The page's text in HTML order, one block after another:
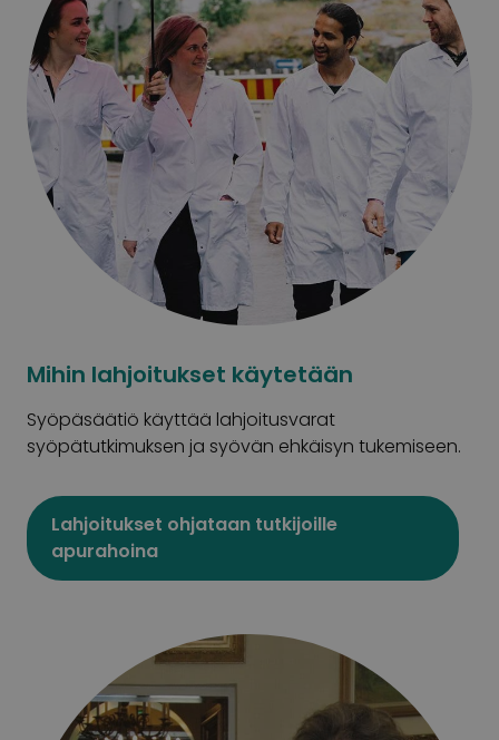
Mihin lahjoitukset käytetään
Syöpäsäätiö käyttää lahjoitusvarat
syöpätutkimuksen ja syövän ehkäisyn tukemiseen.
Lahjoitukset ohjataan tutkijoille
apurahoina